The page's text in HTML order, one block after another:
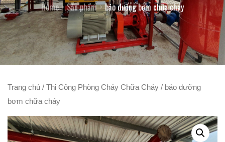
Home Sản phẩm bảo dưỡng bơm chữa cháy
Trang chủ / Thi Công Phòng Cháy Chữa Cháy / bảo dưỡng
bơm chữa cháy